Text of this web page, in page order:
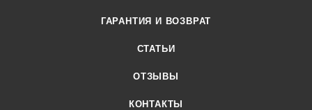
ГАРАНТИЯ И ВОЗВРАТ
СТАТЬИ
ОТЗЫВЫ
КОНТАКТЫ